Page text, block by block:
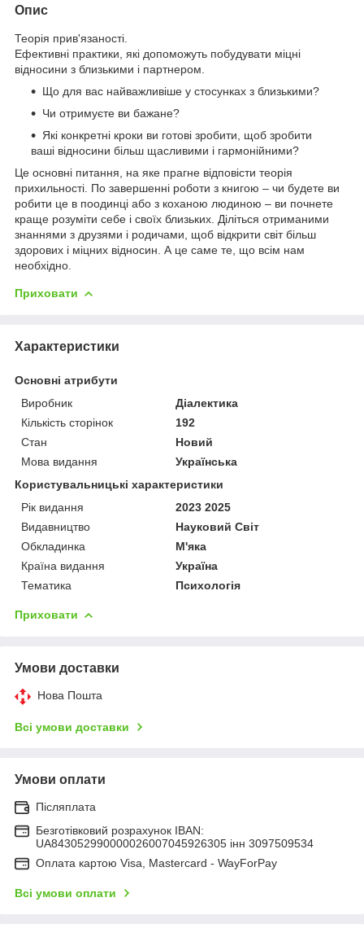
Опис
Теорія прив'язаності.
Ефективні практики, які допоможуть побудувати міцні
відносини з близькими і партнером.
Що для вас найважливіше у стосунках з близькими?
Чи отримуєте ви бажане?
Які конкретні кроки ви готові зробити, щоб зробити
ваші відносини більш щасливими і гармонійними?
Це основні питання, на яке прагне відповісти теорія
прихильності. По завершенні роботи з книгою – чи будете ви
робити це в поодинці або з коханою людиною – ви почнете
краще розуміти себе і своїх близьких. Діліться отриманими
знаннями з друзями і родичами, щоб відкрити світ більш
здорових і міцних відносин. А це саме те, що всім нам
необхідно.
Приховати
Характеристики
Основні атрибути
Виробник
Діалектика
Кількість сторінок
192
Стан
Новий
Мова видання
Українська
Користувальницькі характеристики
Рік видання
2023 2025
Видавництво
Науковий Світ
Обкладинка
М'яка
Країна видання
Україна
Тематика
Психологія
Приховати
Умови доставки
Нова Пошта
Всі умови доставки
Умови оплати
Післяплата
Безготівковий розрахунок IBAN:
UA843052990000026007045926305 інн 3097509534
Оплата картою Visa, Mastercard - WayForPay
Всі умови оплати